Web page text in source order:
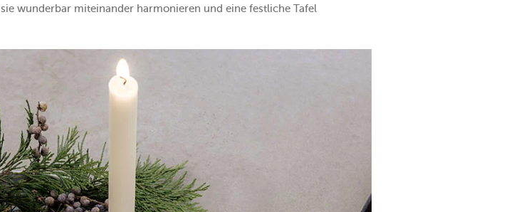
wunderbar miteinander harmonieren und eine festliche Tafel